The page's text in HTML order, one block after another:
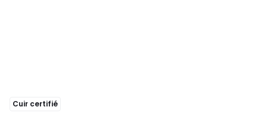
Cuir certifié